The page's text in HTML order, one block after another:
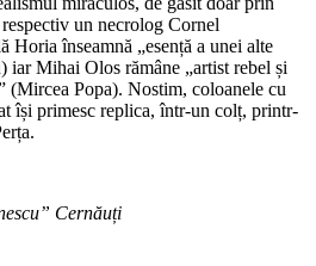
un necrolog Cornel
înseamnă „esență a unei alte
iar Mihai Olos rămâne „artist rebel și
(Mircea Popa). Nostim, coloanele cu
își primesc replica, într-un colț, printr-
Cernăuți